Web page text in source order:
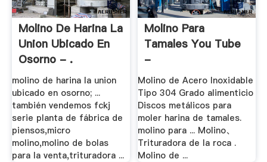
Molino De Harina La
Union Ubicado En
Osorno - .
molino de harina la union
ubicado en osorno; ...
también vendemos fckj
serie planta de fábrica de
piensos,micro
molino,molino de bolas
para la venta,trituradora ...
Molino Para
Tamales You Tube
-
Drobilkamining.top
Molino de Acero Inoxidable
Tipo 304 Grado alimenticio
Discos metálicos para
moler harina de tamales.
molino para ... Molino、
Trituradora de la roca .
Molino de ...